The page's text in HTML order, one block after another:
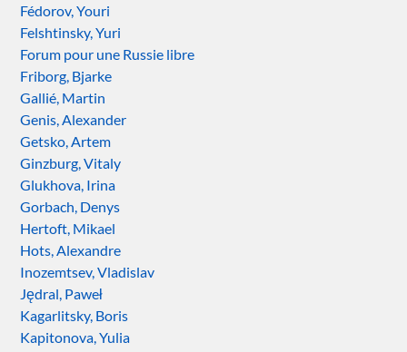
Fédorov, Youri
Felshtinsky, Yuri
Forum pour une Russie libre
Friborg, Bjarke
Gallié, Martin
Genis, Alexander
Getsko, Artem
Ginzburg, Vitaly
Glukhova, Irina
Gorbach, Denys
Hertoft, Mikael
Hots, Alexandre
Inozemtsev, Vladislav
Jędral, Paweł
Kagarlitsky, Boris
Kapitonova, Yulia